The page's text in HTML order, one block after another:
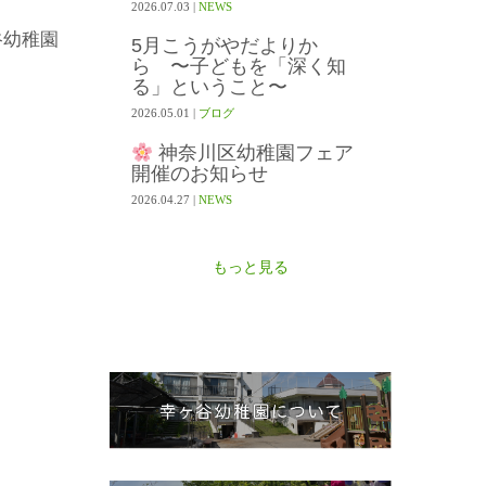
稚園
2026.07.03 | NEWS
5月こうがやだよりか
ら 〜子どもを「深く知
る」ということ〜
2026.05.01 | ブログ
神奈川区幼稚園フェア
開催のお知らせ
2026.04.27 | NEWS
もっと見る